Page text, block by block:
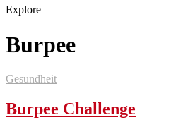
Explore
Burpee
Gesundheit
Burpee Challenge